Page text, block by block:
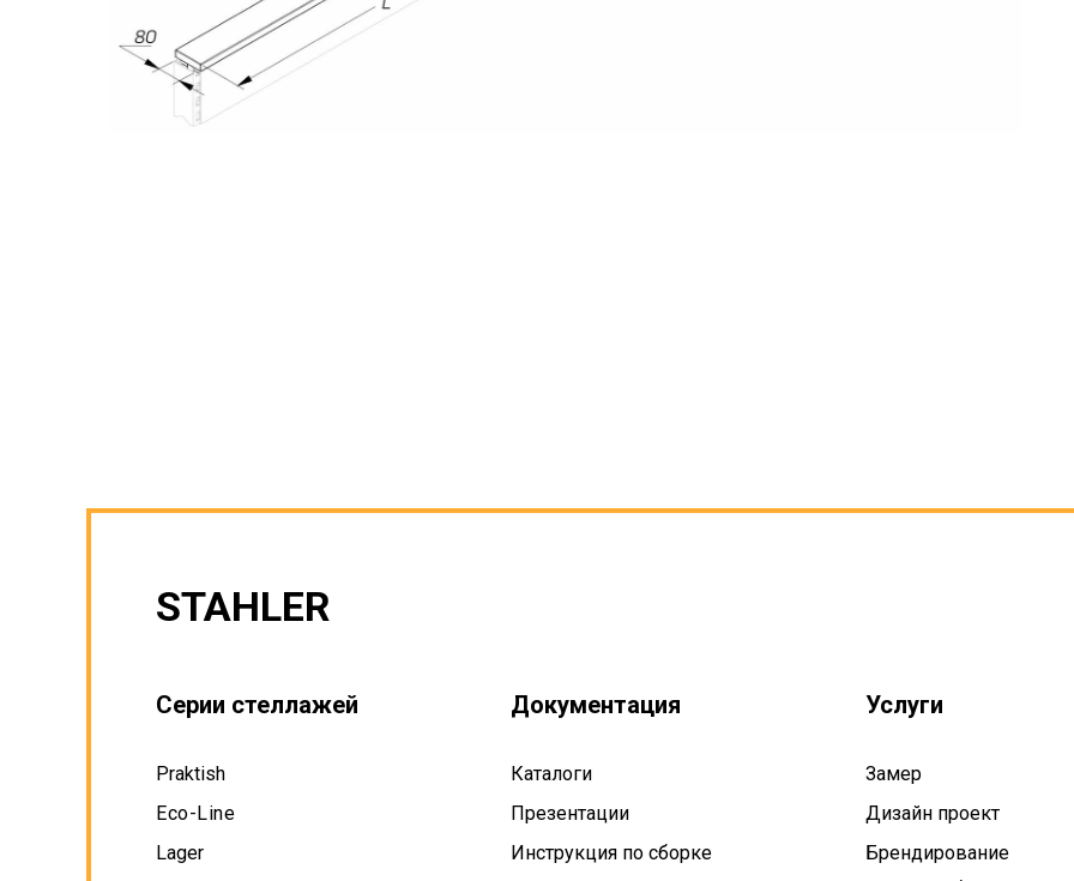
Серии стеллажей
STAHLER
Каталоги
Инструкция по сборке
Praktish
Eco-Line
Lager
Услуги
Замер
Презентации
Документация
Дизайн проект
Брендирование